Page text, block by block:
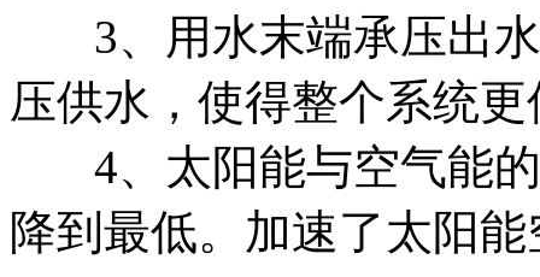
3、用水末端承压出
压供水，使得整个系统
4、太阳能与空气能
降到最低。加速了太阳